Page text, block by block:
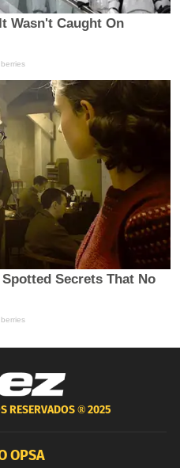
RESERVADOS ®2025
OPSA